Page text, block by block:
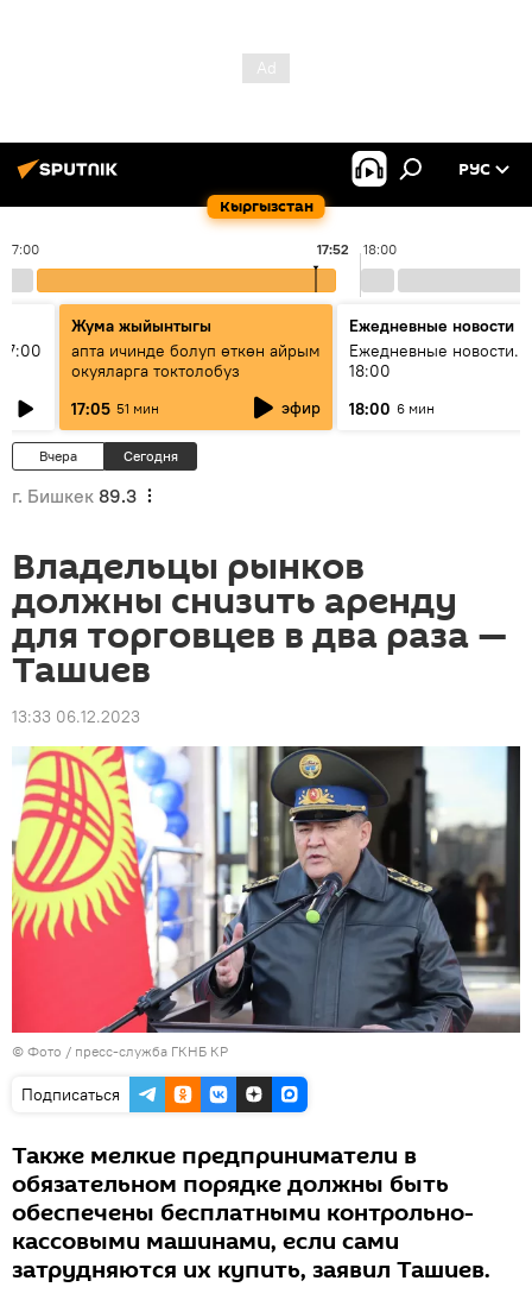
Кыргызстан
РУС
17:00 18:00
17:52
Жума жыйынтыгы
апта ичинде болуп өткөн айрым
окуяларга токтолобуз
17:05 51 мин эфир
Ежедневные новости
Ежедневные новости.
18:00
18:00 6 мин
Вчера Сегодня
г. Бишкек 89.3
Владельцы рынков
должны снизить аренду
для торговцев в два раза —
Ташиев
13:33 06.12.2023
© Фото / пресс-служба ГКНБ КР
Подписаться
Также мелкие предприниматели в
обязательном порядке должны быть
обеспечены бесплатными контрольно-
кассовыми машинами, если сами
затрудняются их купить, заявил Ташиев.